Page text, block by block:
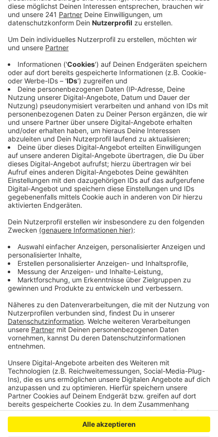
Anzeige
kommenden Montag soll beschlossen werden,
dass die Verwaltung auf die Suche nach neuen
Betreibern für das Restaurant geht – und zwar
ohne größere räumliche Veränderungen und sehr
ergebnisoffen.
Veröffentlicht: Dienstag, 13.04.2021 17:42
Anzeige
Ob vor Ort jetzt ein Bistro für den Nachmittag oder ein
Sternerestaurant für die Abendstunden soll – das will
die Stadt erstmal nicht vorgeben. Die aktuelle Lage
durch die Coronapandemie, die Investionen, die durch
bestimmte Konzepte notwendig werden, die immer
noch ungeklärte Parkplatz-Frage – all das könnte
mögliche Interessenten abschrecken, so die
Befürchtung.
Auch die Vermietung des Gartensaals soll erstmal in
den Händen der KulturStadtLev bleiben. Das
Bewirtungsrecht für das gesamte Gebäudegrundstück
innerhalb des Wassergrabens solle aber zukünftig bei
der Gastronomie liegen, heißt es in der Vorlage.
Anzeige